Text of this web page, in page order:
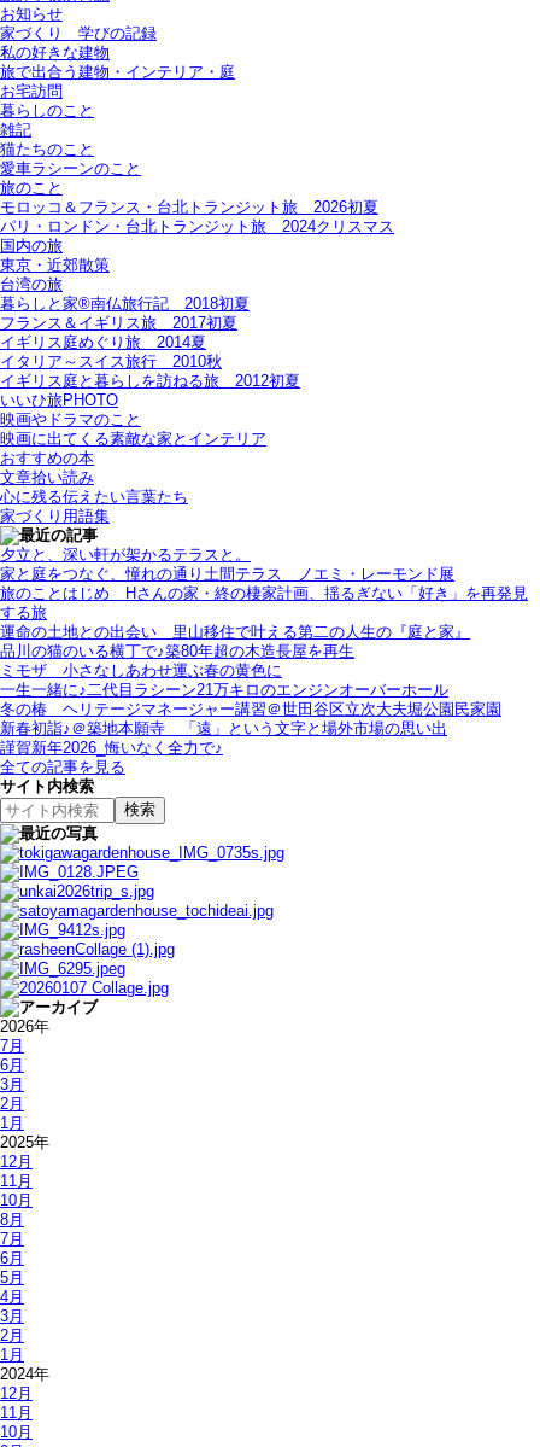
お知らせ
家づくり 学びの記録
私の好きな建物
旅で出合う建物・インテリア・庭
お宅訪問
暮らしのこと
雑記
猫たちのこと
愛車ラシーンのこと
旅のこと
モロッコ＆フランス・台北トランジット旅＿2026初夏
パリ・ロンドン・台北トランジット旅＿2024クリスマス
国内の旅
東京・近郊散策
台湾の旅
暮らしと家®南仏旅行記＿2018初夏
フランス＆イギリス旅＿2017初夏
イギリス庭めぐり旅＿2014夏
イタリア～スイス旅行 2010秋
イギリス庭と暮らしを訪ねる旅＿2012初夏
いいひ旅PHOTO
映画やドラマのこと
映画に出てくる素敵な家とインテリア
おすすめの本
文章拾い読み
心に残る伝えたい言葉たち
家づくり用語集
夕立と、深い軒が架かるテラスと。
家と庭をつなぐ、憧れの通り土間テラス＿ノエミ・レーモンド展
旅のことはじめ＿Hさんの家・終の棲家計画、揺るぎない「好き」を再発見
する旅
運命の土地との出会い＿里山移住で叶える第二の人生の『庭と家』
品川の猫のいる横丁で♪築80年超の木造長屋を再生
ミモザ＿小さなしあわせ運ぶ春の黄色に
一生一緒に♪二代目ラシーン21万キロのエンジンオーバーホール
冬の椿＿ヘリテージマネージャー講習＠世田谷区立次大夫堀公園民家園
新春初詣♪＠築地本願寺＿「遠」という文字と場外市場の思い出
謹賀新年2026_悔いなく全力で♪
全ての記事を見る
サイト内検索
2026年
7月
6月
3月
2月
1月
2025年
12月
11月
10月
8月
7月
6月
5月
4月
3月
2月
1月
2024年
12月
11月
10月